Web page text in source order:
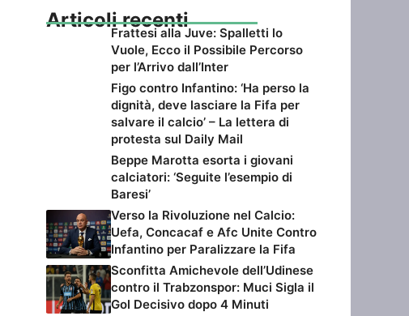
Articoli recenti
Frattesi alla Juve: Spalletti lo
Vuole, Ecco il Possibile Percorso
per l’Arrivo dall’Inter
Figo contro Infantino: ‘Ha perso la
dignità, deve lasciare la Fifa per
salvare il calcio’ – La lettera di
protesta sul Daily Mail
Beppe Marotta esorta i giovani
calciatori: ‘Seguite l’esempio di
Baresi’
Verso la Rivoluzione nel Calcio:
Uefa, Concacaf e Afc Unite Contro
Infantino per Paralizzare la Fifa
Sconfitta Amichevole dell’Udinese
contro il Trabzonspor: Muci Sigla il
Gol Decisivo dopo 4 Minuti